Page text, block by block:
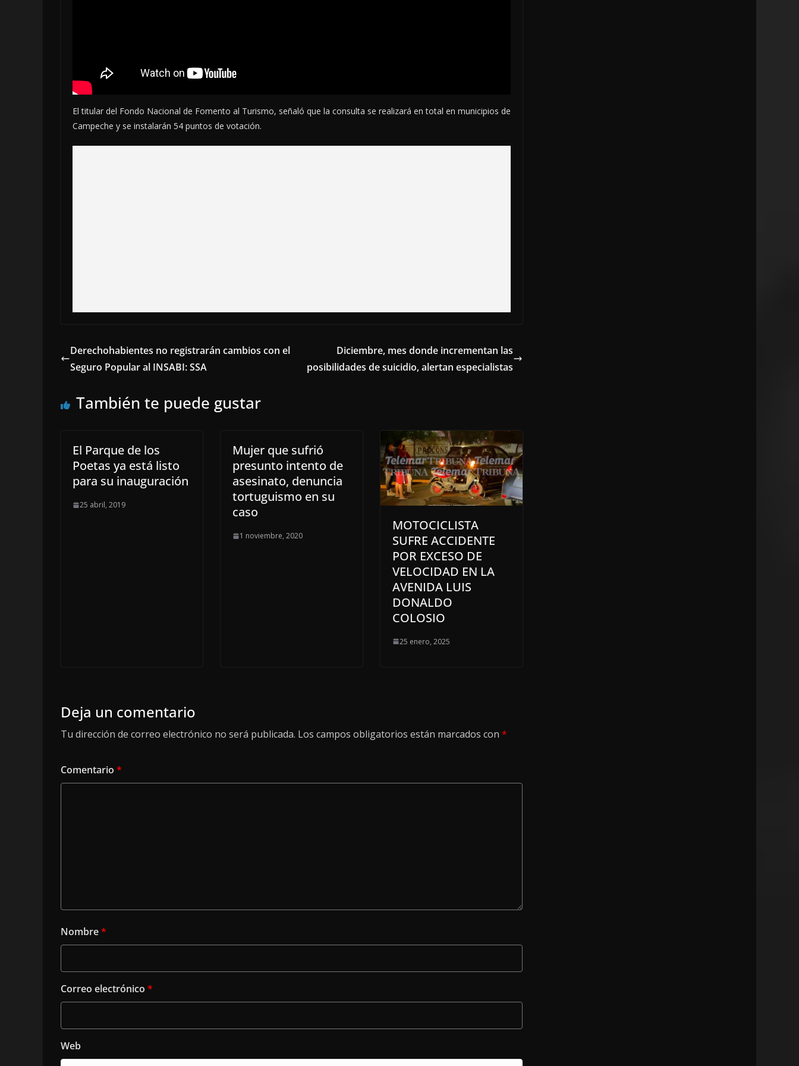
El titular del Fondo Nacional de Fomento al Turismo, señaló que la consulta se realizará en total en municipios de
Campeche y se instalarán 54 puntos de votación.
Derechohabientes no registrarán cambios con el
Seguro Popular al INSABI: SSA
Diciembre, mes donde incrementan las
posibilidades de suicidio, alertan especialistas
También te puede gustar
El Parque de los
Poetas ya está listo
para su inauguración
25 abril, 2019
Mujer que sufrió
presunto intento de
asesinato, denuncia
tortuguismo en su
caso
1 noviembre, 2020
MOTOCICLISTA
SUFRE ACCIDENTE
POR EXCESO DE
VELOCIDAD EN LA
AVENIDA LUIS
DONALDO
COLOSIO
25 enero, 2025
Deja un comentario
Tu dirección de correo electrónico no será publicada. Los campos obligatorios están marcados con *
Comentario *
Nombre*
Correo electrónico *
Web